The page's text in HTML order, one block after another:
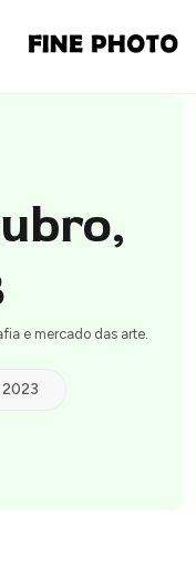
e mercado das arte.